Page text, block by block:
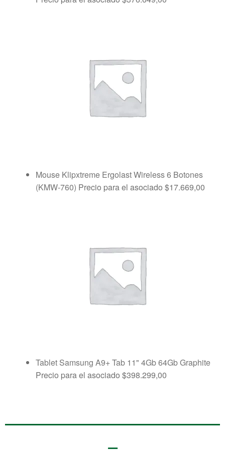
Mouse Klipxtreme Ergolast Wireless 6 Botones
(KMW-760) Precio para el asociado $17.669,00
Tablet Samsung A9+ Tab 11" 4Gb 64Gb Graphite
Precio para el asociado $398.299,00